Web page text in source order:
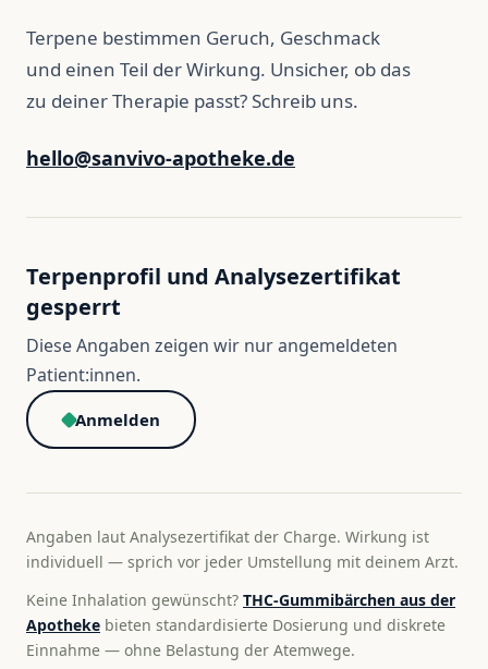
Terpene bestimmen Geruch, Geschmack
und einen Teil der Wirkung. Unsicher, ob das
zu deiner Therapie passt? Schreib uns.
hello@sanvivo-apotheke.de
Terpenprofil und Analysezertifikat
gesperrt
Diese Angaben zeigen wir nur angemeldeten
Patient:innen.
Anmelden
Angaben laut Analysezertifikat der Charge. Wirkung ist
individuell — sprich vor jeder Umstellung mit deinem Arzt.
Keine Inhalation gewünscht? THC-Gummibärchen aus der
Apotheke bieten standardisierte Dosierung und diskrete
Einnahme — ohne Belastung der Atemwege.